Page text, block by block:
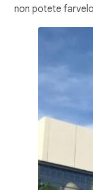
non potete